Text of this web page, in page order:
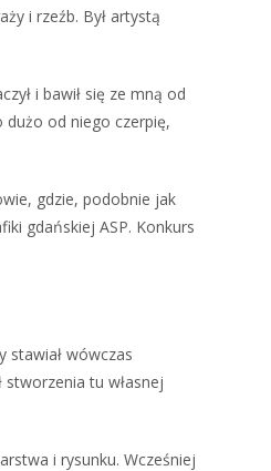
i rzeźb. Był artystą
i bawił się ze mną od
dużo od niego czerpię,
gdzie, podobnie jak
gdańskiej ASP. Konkurs
stawiał wówczas
tu własnej
i rysunku. Wcześniej